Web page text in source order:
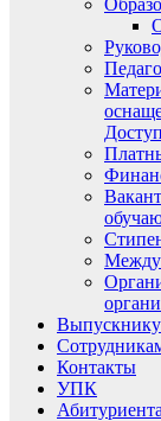
Выпускнику
Контакты
УПК